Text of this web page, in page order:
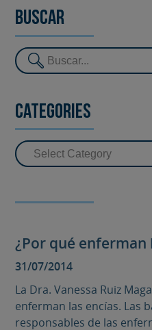
Buscar
Categories
¿Por qué enferman
31/07/2014
La Dra. Vanessa Ruiz
enferman las encías. Las
responsables de las